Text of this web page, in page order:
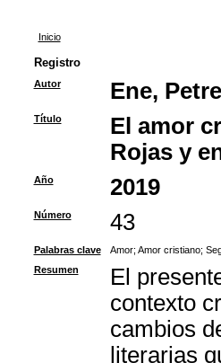
Inicio
Registro
Autor Ene, Petre
Título
El amor
Rojas y
Año 2019
Número 43
Palabras clave Amor; Amor cristiano;
Resumen
El
contexto
cambios
literarias